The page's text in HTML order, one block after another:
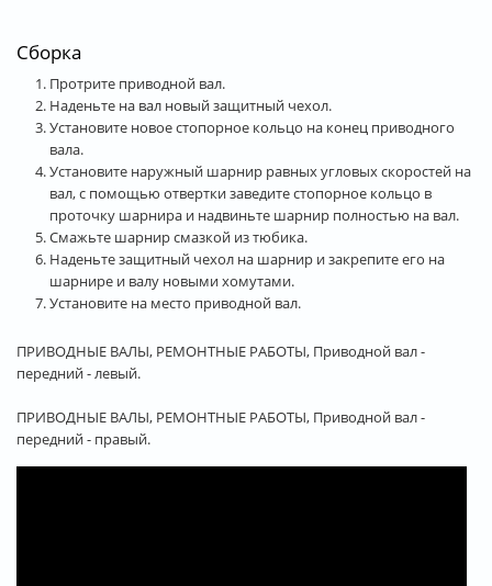
Сборка
Протрите приводной вал.
Наденьте на вал новый защитный чехол.
Установите новое стопорное кольцо на конец приводного
вала.
Установите наружный шарнир равных угловых скоростей на
вал, с помощью отвертки заведите стопорное кольцо в
проточку шарнира и надвиньте шарнир полностью на вал.
Смажьте шарнир смазкой из тюбика.
Наденьте защитный чехол на шарнир и закрепите его на
шарнире и валу новыми хомутами.
Установите на место приводной вал.
ПРИВОДНЫЕ ВАЛЫ, РЕМОНТНЫЕ РАБОТЫ, Приводной вал -
передний - левый.
ПРИВОДНЫЕ ВАЛЫ, РЕМОНТНЫЕ РАБОТЫ, Приводной вал -
передний - правый.